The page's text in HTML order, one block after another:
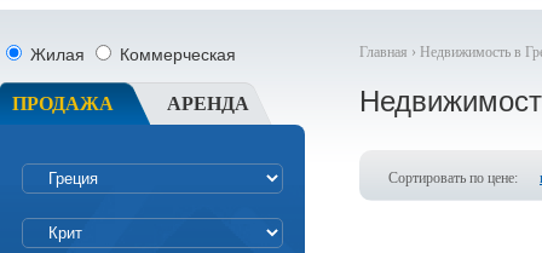
Главная › Недвижимость в
Сортировать по цене:
Жилая Коммерческая
ПРОДАЖА АРЕНДА